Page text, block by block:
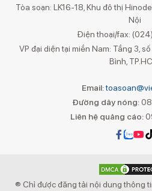
Tòa soạn: LK16-18, Khu đô thị
Nội
Điện thoại/fax:
VP đại diện tại miền Nam: Tầng 3,
Bình,
Email:
Đường dây nóng:
Liên hệ quảng cáo:
® Chỉ được đăng tải nội dung thông